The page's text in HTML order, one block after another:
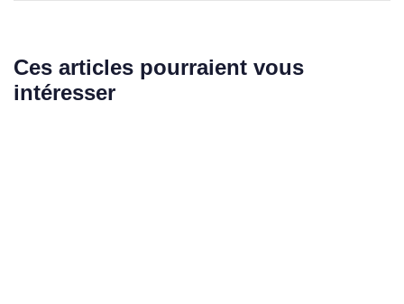
Ces articles pourraient vous
intéresser